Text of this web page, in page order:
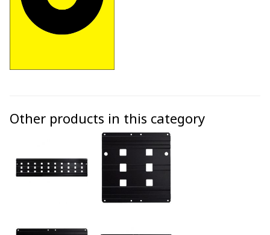
Other products in this category